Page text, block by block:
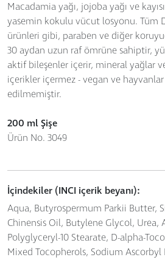
Macadamia yağı, jojoba yağı ve
yasemin kokulu vücut losyonu. Tüm
ürünleri gibi, paraben ve diğer
30 aydan uzun raf ömrüne sahiptir,
aktif bileşenler içerir, mineral yağlar
içerikler içermez - vegan ve
edilmemiştir.
200 ml Şişe
Ürün No. 3049
İçindekiler (INCI içerik beyanı):
Aqua, Butyrospermum Parkii Butter,
Chinensis Oil, Butylene Glycol, Urea,
Polyglyceryl-10 Stearate, D-alpha-
Mixed Tocopherols, Sodium Ascorbyl